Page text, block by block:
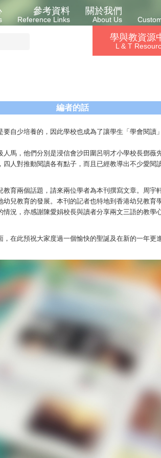
參考資料
Reference Links
關於我們
About Us
學與教資源
L & T
編者的話
自少培養的，因此學校也成為了讓學生「學會閱讀
馬，他們分別是浸信會沙田圍呂明才小學校長鄧薇
人對推動閱讀各有點子，而且已經教導出不少愛閱
育兩個話題，請來兩位學者為本刊撰寫文章。周宇
兒教育的發展。本刊的記者也特地到香港幼兒教育
況，亦感謝陳愛娟校長與讀者分享兩文三語的教學
在此預祝大家度過一個愉快的聖誕及在新的一年更進